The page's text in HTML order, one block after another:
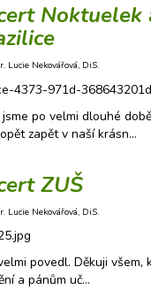
Noktuelek
Lucie Nekovářová, DiS.
po velmi dlouhé
zapět v naší krásn…
ZUŠ
Lucie Nekovářová, DiS.
povedl. Děkuji všem,
a pánům uč…